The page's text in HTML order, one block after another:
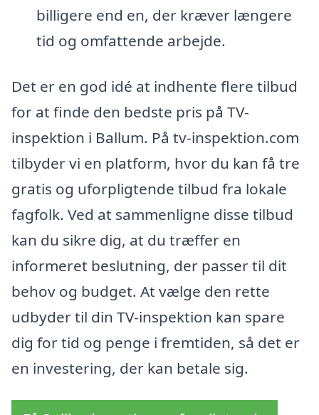
billigere end en, der kræver længere
tid og omfattende arbejde.
Det er en god idé at indhente flere tilbud
for at finde den bedste pris på TV-
inspektion i Ballum. På tv-inspektion.com
tilbyder vi en platform, hvor du kan få tre
gratis og uforpligtende tilbud fra lokale
fagfolk. Ved at sammenligne disse tilbud
kan du sikre dig, at du træffer en
informeret beslutning, der passer til dit
behov og budget. At vælge den rette
udbyder til din TV-inspektion kan spare
dig for tid og penge i fremtiden, så det er
en investering, der kan betale sig.